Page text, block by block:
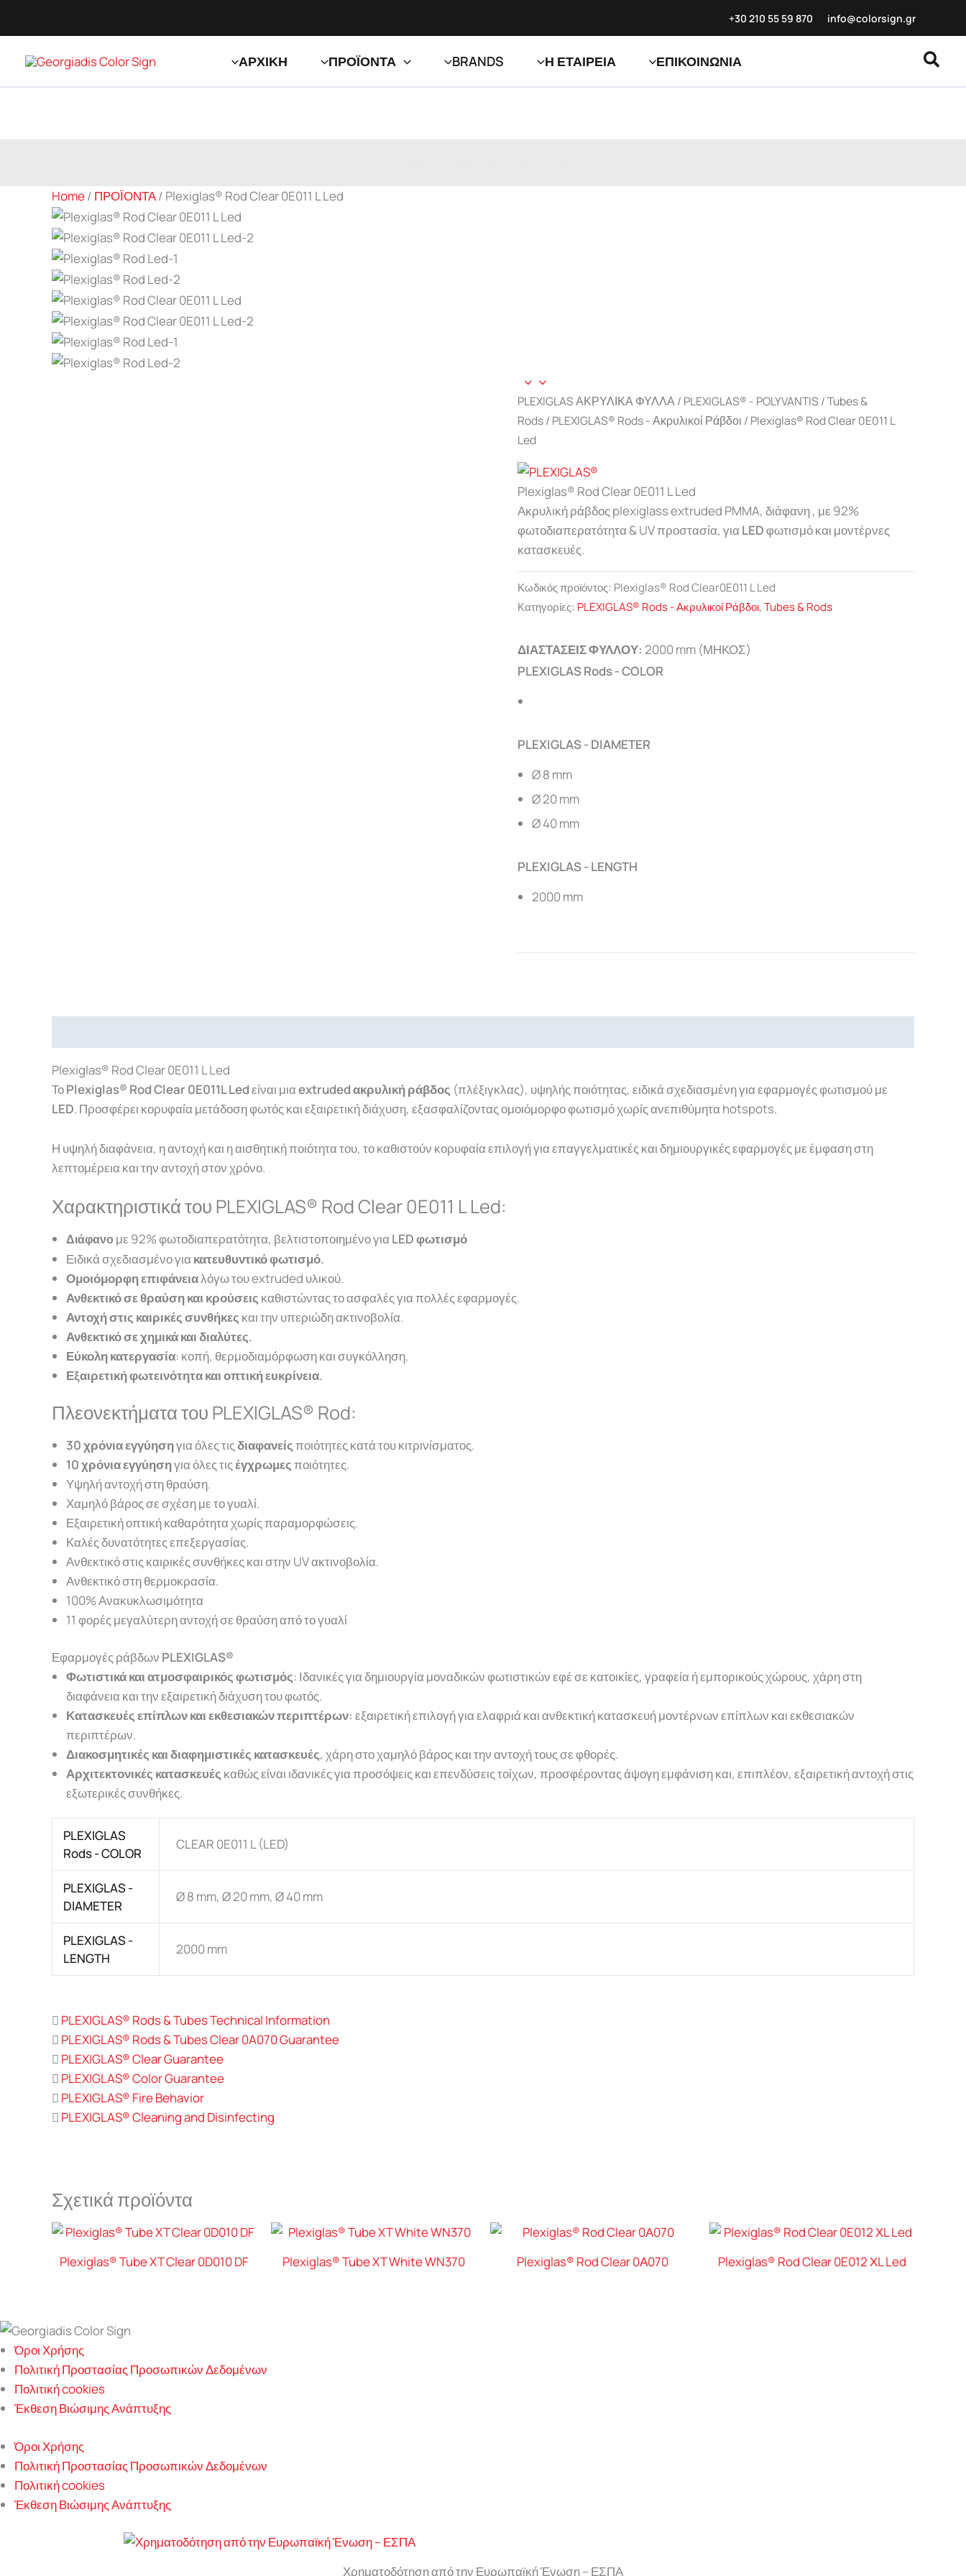
+30 210 55 59 870 info@colorsign.gr
ΑΡΧΙΚΗ ΠΡΟΪΟΝΤΑ BRANDS Η ΕΤΑΙΡΕΙΑ ΕΠΙΚΟΙΝΩΝΙΑ
Home/ ΠΡΟΪΟΝΤΑ/ Plexiglas® Rod Clear 0E011 L Led
Zoom
PLEXIGLAS ΑΚΡΥΛΙΚΑ ΦΥΛΛΑ/ PLEXIGLAS® - POLYVANTIS /Tubes &
Rods/ PLEXIGLAS® Rods - Ακρυλικοί Ράβδοι / Plexiglas® Rod Clear 0E011 L
Led
Plexiglas® Rod Clear 0E011 L Led
Ακρυλική ράβδος plexiglass extruded PMMA, διάφανη , με 92%
φωτοδιαπερατότητα & UV προστασία, για LEDφωτισμό και μοντέρνες
κατασκευές.
Κωδικός προϊόντος: Plexiglas® Rod Clear0E011 L Led
Κατηγορίες: PLEXIGLAS® Rods - Ακρυλικοί Ράβδοι,Tubes & Rods
ΔΙΑΣΤΑΣΕΙΣ ΦΥΛΛΟΥ: 2000 mm (ΜΗΚΟΣ)
PLEXIGLAS Rods - COLOR
PLEXIGLAS - DIAMETER
Ø 8 mm
Ø 20 mm
Ø 40 mm
PLEXIGLAS - LENGTH
2000 mm
Plexiglas® Rod Clear 0E011 L Led
ΤοPlexiglas® Rod Clear 0E011L Ledείναι μιαextrudedακρυλική ράβδος (πλέξιγκλας), υψηλής ποιότητας, ειδικά σχεδιασμένη για εφαρμογές φωτισμού με
LED. Προσφέρει κορυφαία μετάδοση φωτός και εξαιρετική διάχυση, εξασφαλίζοντας ομοιόμορφο φωτισμό χωρίς ανεπιθύμητα hotspots.
Η υψηλή διαφάνεια, η αντοχή και η αισθητική ποιότητα του, το καθιστούν κορυφαία επιλογή για επαγγελματικές και δημιουργικές εφαρμογές με έμφαση στη
λεπτομέρεια και την αντοχή στον χρόνο.
Χαρακτηριστικά του PLEXIGLAS® Rod Clear 0E011 L Led:
Διάφανο με 92% φωτοδιαπερατότητα, βελτιστοποιημένο για LED φωτισμό
Ειδικά σχεδιασμένο για κατευθυντικό φωτισμό.
Ομοιόμορφη επιφάνειαλόγω του extruded υλικού.
Ανθεκτικό σε θραύση και κρούσεις καθιστώντας το ασφαλές για πολλές εφαρμογές.
Αντοχή στις καιρικές συνθήκες και την υπεριώδη ακτινοβολία.
Ανθεκτικό σε χημικά και διαλύτες.
Εύκολη κατεργασία: κοπή, θερμοδιαμόρφωση και συγκόλληση.
Εξαιρετική φωτεινότητα και οπτική ευκρίνεια.
Πλεονεκτήματα του PLEXIGLAS® Rod:
30 χρόνια εγγύησηγια όλες τιςδιαφανείςποιότητες κατά του κιτρινίσματος.
10 χρόνια εγγύησηγια όλες τιςέγχρωμεςποιότητες.
Υψηλή αντοχή στη θραύση.
Χαμηλό βάρος σε σχέση με το γυαλί.
Εξαιρετική οπτική καθαρότητα χωρίς παραμορφώσεις.
Καλές δυνατότητες επεξεργασίας.
Ανθεκτικό στις καιρικές συνθήκες και στην UV ακτινοβολία.
Ανθεκτικό στη θερμοκρασία.
100% Ανακυκλωσιμότητα
11 φορές μεγαλύτερη αντοχή σε θραύση από το γυαλί
Εφαρμογές ράβδων PLEXIGLAS®
Φωτιστικά και ατμοσφαιρικός φωτισμός: Ιδανικές για δημιουργία μοναδικών φωτιστικών εφέ σε κατοικίες, γραφεία ή εμπορικούς χώρους, χάρη στη
διαφάνεια και την εξαιρετική διάχυση του φωτός.
Κατασκευές επίπλων και εκθεσιακών περιπτέρων: εξαιρετική επιλογή για ελαφριά και ανθεκτική κατασκευή μοντέρνων επίπλων και εκθεσιακών
περιπτέρων.
Διακοσμητικές και διαφημιστικές κατασκευές, χάρη στο χαμηλό βάρος και την αντοχή τους σε φθορές.
Αρχιτεκτονικές κατασκευές καθώς είναι ιδανικές για προσόψεις και επενδύσεις τοίχων, προσφέροντας άψογη εμφάνιση και, επιπλέον, εξαιρετική αντοχή στις
εξωτερικές συνθήκες.
PLEXIGLAS
Rods - COLOR
CLEAR 0E011 L (LED)
PLEXIGLAS -
DIAMETER
Ø 8 mm, Ø 20 mm, Ø 40 mm
PLEXIGLAS -
LENGTH
2000 mm
PLEXIGLAS® Rods & Tubes Technical Information
PLEXIGLAS® Rods & Tubes Clear 0A070 Guarantee
PLEXIGLAS® Clear Guarantee
PLEXIGLAS® Color Guarantee
PLEXIGLAS® Fire Behavior
PLEXIGLAS® Cleaning and Disinfecting
Σχετικά προϊόντα
Plexiglas® Tube XT Clear 0D010 DF Plexiglas® Tube XT White WN370 Plexiglas® Rod Clear 0Α070 Plexiglas® Rod Clear 0E012 ΧL Led
Όροι Χρήσης
Πολιτική Προστασίας Προσωπικών Δεδομένων
Πολιτική cookies
Έκθεση Βιώσιμης Ανάπτυξης
Όροι Χρήσης
Πολιτική Προστασίας Προσωπικών Δεδομένων
Πολιτική cookies
Έκθεση Βιώσιμης Ανάπτυξης
Χρηματοδότηση από την Ευρωπαϊκή Ένωση – ΕΣΠΑ